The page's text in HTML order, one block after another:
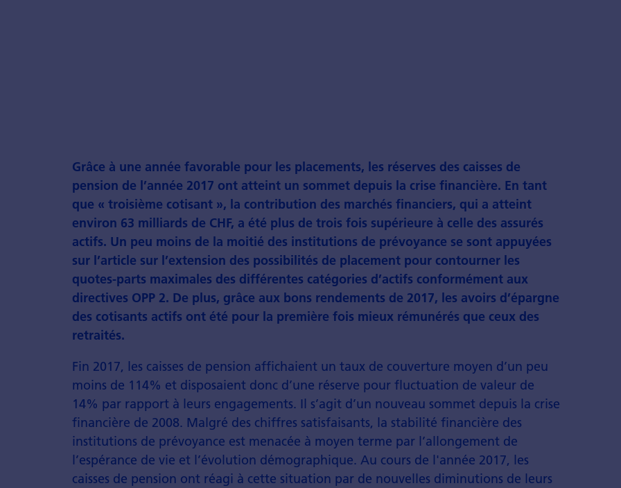
Grâce à une année favorable pour les placements, les réserves des caisses de
pension de l’année 2017 ont atteint un sommet depuis la crise financière. En tant
que « troisième cotisant », la contribution des marchés financiers, qui a atteint
environ 63 milliards de CHF, a été plus de trois fois supérieure à celle des assurés
actifs. Un peu moins de la moitié des institutions de prévoyance se sont appuyées
sur l’article sur l’extension des possibilités de placement pour contourner les
quotes-parts maximales des différentes catégories d’actifs conformément aux
directives OPP 2. De plus, grâce aux bons rendements de 2017, les avoirs d’épargne
des cotisants actifs ont été pour la première fois mieux rémunérés que ceux des
retraités.
Fin 2017, les caisses de pension affichaient un taux de couverture moyen d’un peu
moins de 114% et disposaient donc d’une réserve pour fluctuation de valeur de
14% par rapport à leurs engagements. Il s’agit d’un nouveau sommet depuis la crise
financière de 2008. Malgré des chiffres satisfaisants, la stabilité financière des
institutions de prévoyance est menacée à moyen terme par l’allongement de
l’espérance de vie et l’évolution démographique. Au cours de l'année 2017, les
caisses de pension ont réagi à cette situation par de nouvelles diminutions de leurs